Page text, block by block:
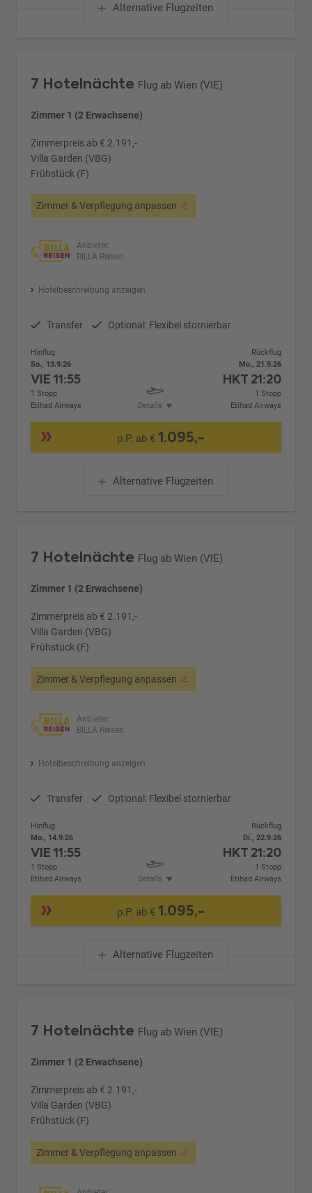
Alternative Flugzeiten
7 Hotelnächte Flug ab Wien (VIE)
Zimmer 1 (2 Erwachsene)
Zimmerpreis ab € 2.191,-
Villa Garden (VBG)
Frühstück (F)
Zimmer & Verpflegung anpassen
Anbieter:
BILLA Reisen
Hotelbeschreibung anzeigen
Transfer Optional: Flexibel stornierbar
Hinflug
So., 13.9.26
VIE11:55
1 Stopp
Etihad Airways
Details
Rückflug
Mo., 21.9.26
HKT 21:20
1 Stopp
Etihad Airways
p.P. ab €1.095,-
Alternative Flugzeiten
7 Hotelnächte Flug ab Wien (VIE)
Zimmer 1 (2 Erwachsene)
Zimmerpreis ab € 2.191,-
Villa Garden (VBG)
Frühstück (F)
Zimmer & Verpflegung anpassen
Anbieter:
BILLA Reisen
Hotelbeschreibung anzeigen
Transfer Optional: Flexibel stornierbar
Hinflug
Mo., 14.9.26
VIE11:55
1 Stopp
Etihad Airways
Details
Rückflug
Di., 22.9.26
HKT 21:20
1 Stopp
Etihad Airways
p.P. ab €1.095,-
Alternative Flugzeiten
7 Hotelnächte Flug ab Wien (VIE)
Zimmer 1 (2 Erwachsene)
Zimmerpreis ab € 2.191,-
Villa Garden (VBG)
Frühstück (F)
Zimmer & Verpflegung anpassen